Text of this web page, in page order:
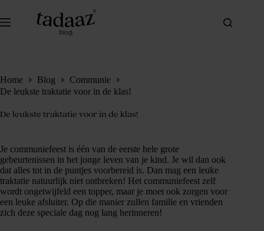
de
Home Blog
Communie
De leukste traktatie voor in de klas!
De leukste traktatie voor in de klas!
Je communiefeest is één van de eerste hele grote
gebeurtenissen in het jonge leven van je kind. Je wil dan ook
dat alles tot in de puntjes voorbereid is. Dan mag een leuke
traktatie natuurlijk niet ontbreken! Het communiefeest zelf
wordt ongetwijfeld een topper, maar je moet ook zorgen voor
een leuke afsluiter. Op die manier zullen familie en vrienden
zich deze speciale dag nog lang herinneren!